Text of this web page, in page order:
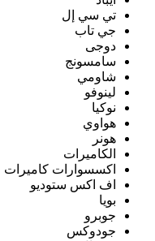
تي سي إل
جي تاب
دوجى
سامسونج
شاومي
لينوفو
نوكيا
هواوي
هونر
الكاميرات
اكسسوارات كاميرات
اف اكس ستوديو
بويا
جوبرو
جودوكس